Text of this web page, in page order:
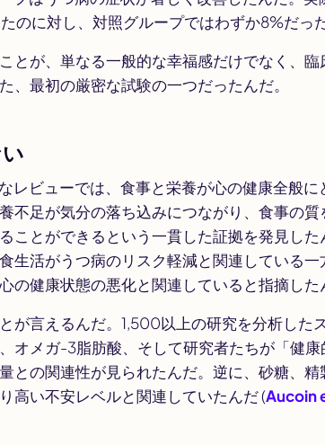
のに対し、対照グループではわずか8%だっ
とが、単なる一般的な幸福感だけでなく、
、最初の厳密な試験の一つだったんだ。
レビューでは、食事と栄養が心の健康全般
不足が気分の落ち込みにつながり、食事の
ことができるという一貫した証拠を発見した
生活がうつ病のリスク軽減と関連している一
の健康状態の悪化と関連していると指摘した
が言えるんだ。1,500以上の研究を分析した
オメガ-3脂肪酸、そして研究者たちが「健
との関連性が見られたんだ。逆に、砂糖、
高い不安レベルと関連していたんだ (Aucoin